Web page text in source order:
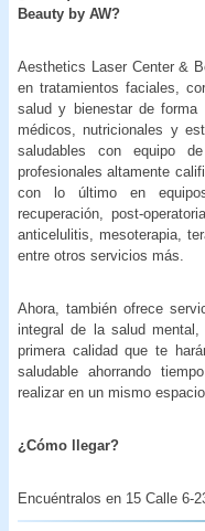
Beauty by AW?
Aesthetics Laser Center &
en tratamientos faciales,
salud y bienestar de forma
médicos, nutricionales y
saludables con equipo
profesionales altamente
con lo último en
recuperación, post-
anticelulitis, mesoterapia,
entre otros servicios más.
Ahora, también ofrece
integral de la salud
primera calidad que te
saludable ahorrando
realizar en un mismo espacio.
¿Cómo llegar?
Encuéntralos en 15 Calle 6-